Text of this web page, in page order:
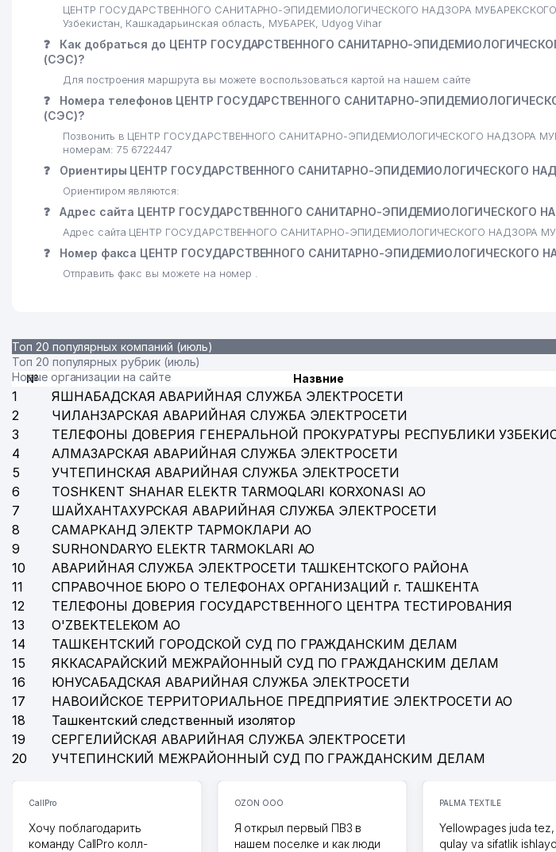
ЦЕНТР ГОСУДАРСТВЕННОГО САНИТАРНО-ЭПИДЕМИОЛОГИЧЕСКОГО НАДЗОРА МУБАРЕКСКОГО
Узбекистан, Кашкадарьинская область, МУБАРЕК, Udyog Vihar
❓
Как добраться до ЦЕНТР ГОСУДАРСТВЕННОГО САНИТАРНО-
(СЭС)?
Для построения маршрута вы можете воспользоваться картой на нашем сайте
❓
Номера телефонов ЦЕНТР ГОСУДАРСТВЕННОГО САНИТАРНО-
(СЭС)?
Позвонить в ЦЕНТР ГОСУДАРСТВЕННОГО САНИТАРНО-ЭПИДЕМИОЛОГИЧЕСКОГО НАДЗОРА
номерам: 75 6722447
❓ Ориентиры ЦЕНТР ГОСУДАРСТВЕННОГО САНИТАРНО-ЭПИДЕМИОЛОГИЧЕСКОГО
Ориентиром являются:
❓ Адрес сайта ЦЕНТР ГОСУДАРСТВЕННОГО САНИТАРНО-ЭПИДЕМИОЛОГИЧЕСКОГО
Адрес сайта ЦЕНТР ГОСУДАРСТВЕННОГО САНИТАРНО-ЭПИДЕМИОЛОГИЧЕСКОГО НАДЗОРА
❓ Номер факса ЦЕНТР ГОСУДАРСТВЕННОГО САНИТАРНО-ЭПИДЕМИОЛОГИЧЕСКОГО
Отправить факс вы можете на номер .
Топ 20 популярных компаний (июль)
Топ 20 популярных рубрик (июль)
Новые организации на сайте
№ Назвние
1 ЯШНАБАДСКАЯ АВАРИЙНАЯ СЛУЖБА ЭЛЕКТРОСЕТИ
2
ЧИЛАНЗАРСКАЯ АВАРИЙНАЯ СЛУЖБА ЭЛЕКТРОСЕТИ
3
ТЕЛЕФОНЫ ДОВЕРИЯ ГЕНЕРАЛЬНОЙ ПРОКУРАТУРЫ РЕСПУБЛИКИ
4
АЛМАЗАРСКАЯ АВАРИЙНАЯ СЛУЖБА ЭЛЕКТРОСЕТИ
5
УЧТЕПИНСКАЯ АВАРИЙНАЯ СЛУЖБА ЭЛЕКТРОСЕТИ
6
TOSHKENT SHAHAR ELEKTR TARMOQLARI KORXONASI АО
7
ШАЙХАНТАХУРСКАЯ АВАРИЙНАЯ СЛУЖБА ЭЛЕКТРОСЕТИ
8
САМАРКАНД ЭЛЕКТР ТАРМОКЛАРИ АО
9
SURHONDARYO ELEKTR TARMOKLARI АО
10
АВАРИЙНАЯ СЛУЖБА ЭЛЕКТРОСЕТИ ТАШКЕНТСКОГО РАЙОНА
11
СПРАВОЧНОЕ БЮРО О ТЕЛЕФОНАХ ОРГАНИЗАЦИЙ г. ТАШКЕНТА
12
ТЕЛЕФОНЫ ДОВЕРИЯ ГОСУДАРСТВЕННОГО ЦЕНТРА ТЕСТИРОВАНИЯ
13
O'ZBEKTELEKOM АО
14
ТАШКЕНТСКИЙ ГОРОДСКОЙ СУД ПО ГРАЖДАНСКИМ ДЕЛАМ
15
ЯККАСАРАЙСКИЙ МЕЖРАЙОННЫЙ СУД ПО ГРАЖДАНСКИМ ДЕЛАМ
16
ЮНУСАБАДСКАЯ АВАРИЙНАЯ СЛУЖБА ЭЛЕКТРОСЕТИ
17
НАВОИЙСКОЕ ТЕРРИТОРИАЛЬНОЕ ПРЕДПРИЯТИЕ ЭЛЕКТРОСЕТИ АО
18
Ташкентский следственный изолятор
19
СЕРГЕЛИЙСКАЯ АВАРИЙНАЯ СЛУЖБА ЭЛЕКТРОСЕТИ
20
УЧТЕПИНСКИЙ МЕЖРАЙОННЫЙ СУД ПО ГРАЖДАНСКИМ ДЕЛАМ
CallPro
Хочу поблагодарить
команду CallPro колл-
OZON ООО
Я открыл первый ПВЗ в
нашем поселке и как люди
PALMA TEXTILE
Yellowpages juda
qulay va sifatlik